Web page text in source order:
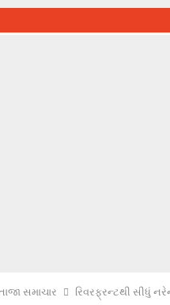
સમાચાર રિવરફ્રન્ટથી સીધું